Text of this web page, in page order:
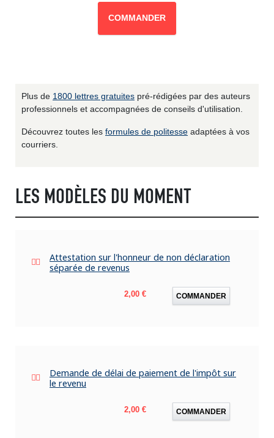
COMMANDER
Plus de 1800 lettres gratuites pré-rédigées par des auteurs
professionnels et accompagnées de conseils d'utilisation.
Découvrez toutes les formules de politesse adaptées à vos
courriers.
LES MODÈLES DU MOMENT
Attestation sur l'honneur de non déclaration
séparée de revenus
Prix
2,00 € COMMANDER
Demande de délai de paiement de l'impôt sur
le revenu
Prix
2,00 € COMMANDER